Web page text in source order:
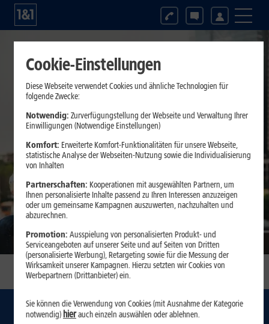
1 2
Internet
Cookie-Einstellungen
Diese Webseite verwendet Cookies und ähnliche Technologien für
folgende Zwecke:
Notwendig: Zurverfügungstellung der Webseite und Verwaltung Ihrer
Einwilligungen (Notwendige Einstellungen)
Komfort: Erweiterte Komfort-Funktionalitäten für unsere Webseite,
statistische Analyse der Webseiten-Nutzung sowie die Individualisierung
von Inhalten
Partnerschaften: Kooperationen mit ausgewählten Partnern, um
Ihnen personalisierte Inhalte passend zu Ihren Interessen anzuzeigen
oder um gemeinsame Kampagnen auszuwerten, nachzuhalten und
abzurechnen.
Promotion: Ausspielung von personalisierten Produkt- und
Serviceangeboten auf unserer Seite und auf Seiten von Dritten
(personalisierte Werbung), Retargeting sowie für die Messung der
Wirksamkeit unserer Kampagnen. Hierzu setzten wir Cookies von
Werbepartnern (Drittanbieter) ein.
Sie können die Verwendung von Cookies (mit Ausnahme der Kategorie
notwendig) hierauch einzeln auswählen oder ablehnen.